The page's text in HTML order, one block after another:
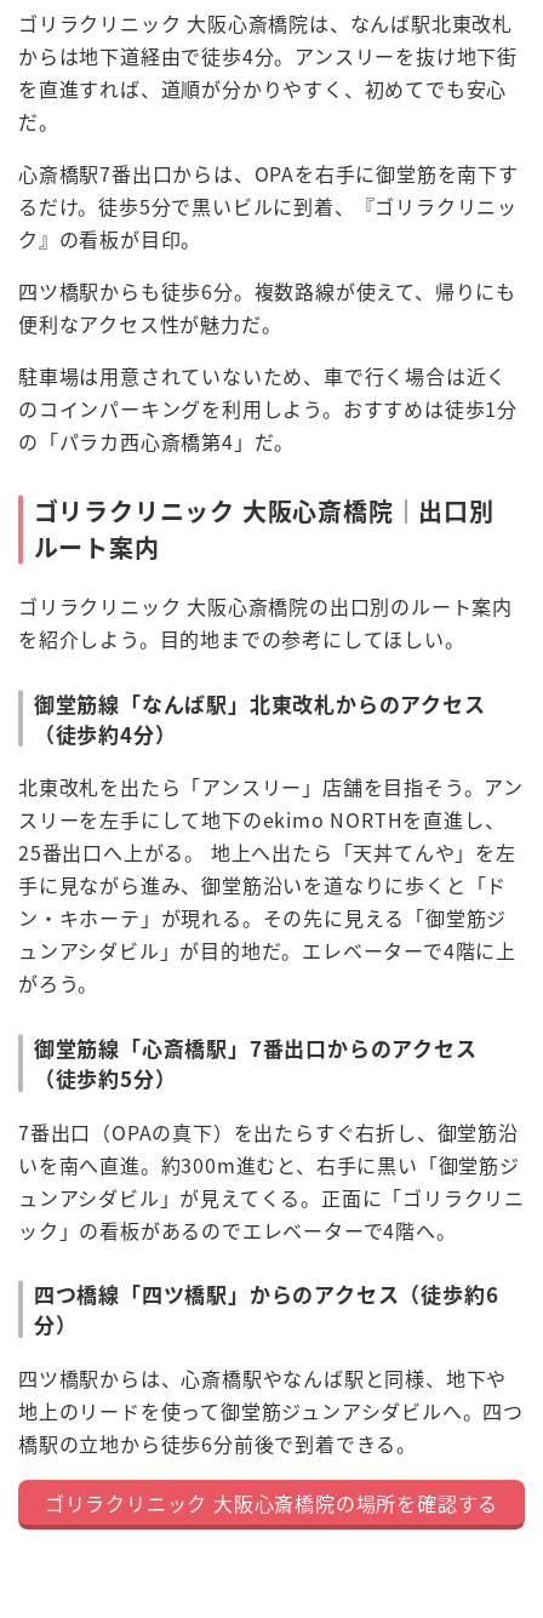
ゴリラクリニック 大阪心斎橋院は、なんば駅北東改札
からは地下道経由で徒歩4分。アンスリーを抜け地下街
を直進すれば、道順が分かりやすく、初めてでも安心
だ。
心斎橋駅7番出口からは、OPAを右手に御堂筋を南下す
るだけ。徒歩5分で黒いビルに到着、『ゴリラクリニッ
ク』の看板が目印。
四ツ橋駅からも徒歩6分。複数路線が使えて、帰りにも
便利なアクセス性が魅力だ。
駐車場は用意されていないため、車で行く場合は近く
のコインパーキングを利用しよう。おすすめは徒歩1分
の「パラカ西心斎橋第4」だ。
ゴリラクリニック 大阪心斎橋院｜出口別
ルート案内
ゴリラクリニック 大阪心斎橋院の出口別のルート案内
を紹介しよう。目的地までの参考にしてほしい。
御堂筋線「なんば駅」北東改札からのアクセス
（徒歩約4分）
北東改札を出たら「アンスリー」店舗を目指そう。アン
スリーを左手にして地下のekimo NORTHを直進し、
25番出口へ上がる。 地上へ出たら「天丼てんや」を左
手に見ながら進み、御堂筋沿いを道なりに歩くと「ド
ン・キホーテ」が現れる。その先に見える「御堂筋ジ
ュンアシダビル」が目的地だ。エレベーターで4階に上
がろう。
御堂筋線「心斎橋駅」7番出口からのアクセス
（徒歩約5分）
7番出口（OPAの真下）を出たらすぐ右折し、御堂筋沿
いを南へ直進。約300m進むと、右手に黒い「御堂筋ジ
ュンアシダビル」が見えてくる。正面に「ゴリラクリニ
ック」の看板があるのでエレベーターで4階へ。
四つ橋線「四ツ橋駅」からのアクセス（徒歩約6
分）
四ツ橋駅からは、心斎橋駅やなんば駅と同様、地下や
地上のリードを使って御堂筋ジュンアシダビルへ。四つ
橋駅の立地から徒歩6分前後で到着できる。
ゴリラクリニック 大阪心斎橋院の場所を確認する